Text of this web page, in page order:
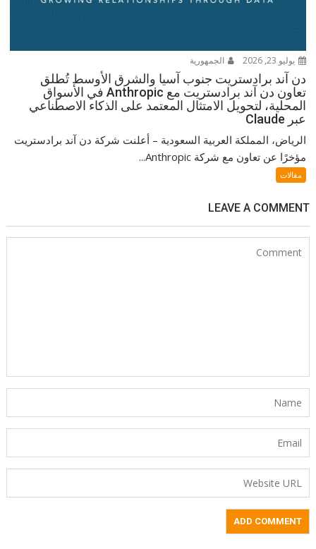
يوليو 23, 2026 الجمهورية
دن آند برادستريت جنوب آسيا والشرق الأوسط تُطلق
تعاون دن آند برادستريت مع Anthropic في الأسواق
المحلية، لتحويل الامتثال المعتمد على الذكاء الاصطناعي
عبر Claude
الرياض، المملكة العربية السعودية – أعلنت شركة دن آند برادستريت
مؤخرًا عن تعاون مع شركة Anthropic...
مقالات
LEAVE A COMMENT